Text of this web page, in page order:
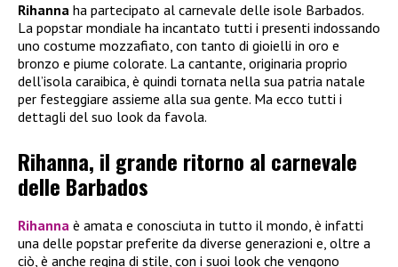
Rihanna ha partecipato al carnevale delle isole Barbados.
La popstar mondiale ha incantato tutti i presenti indossando
uno costume mozzafiato, con tanto di gioielli in oro e
bronzo e piume colorate. La cantante, originaria proprio
dell’isola caraibica, è quindi tornata nella sua patria natale
per festeggiare assieme alla sua gente. Ma ecco tutti i
dettagli del suo look da favola.
Rihanna, il grande ritorno al carnevale
delle Barbados
Rihanna è amata e conosciuta in tutto il mondo, è infatti
una delle popstar preferite da diverse generazioni e, oltre a
ciò, è anche regina di stile, con i suoi look che vengono